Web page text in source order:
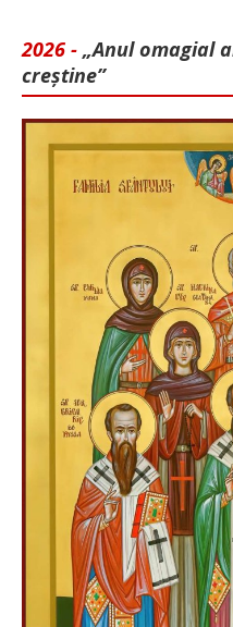
2026 - „Anul omagial
creștine”